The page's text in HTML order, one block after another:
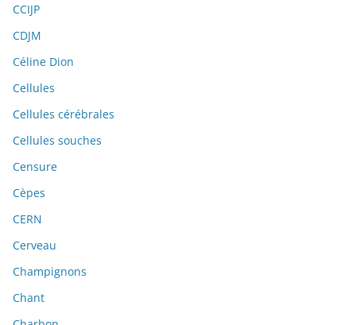
CCIJP
CDJM
Céline Dion
Cellules
Cellules cérébrales
Cellules souches
Censure
Cèpes
CERN
Cerveau
Champignons
Chant